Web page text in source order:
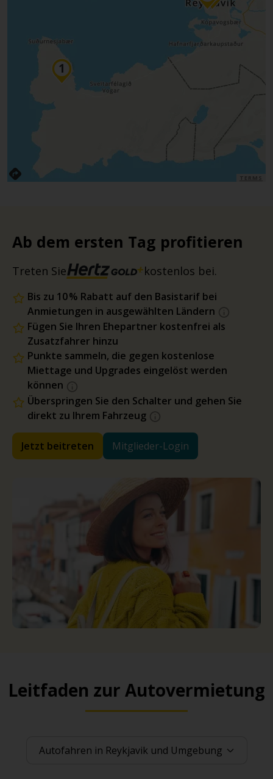
Ab dem ersten Tag profitieren
Treten Sie kostenlos bei.
Bis zu 10 % Rabatt auf den Basistarif bei
Anmietungen in ausgewählten Ländern
Fügen Sie Ihren Ehepartner kostenfrei als
Zusatzfahrer hinzu
Punkte sammeln, die gegen kostenlose
Miettage und Upgrades eingelöst werden
können
Überspringen Sie den Schalter und gehen Sie
direkt zu Ihrem Fahrzeug
Jetzt beitreten Mitglieder-Login
Leitfaden zur Autovermietung